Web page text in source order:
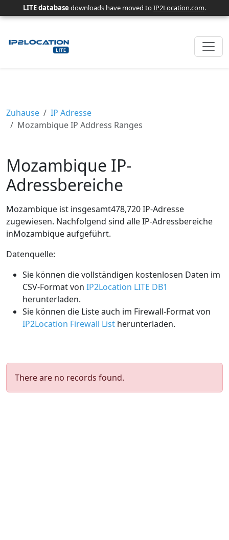
LITE database downloads have moved toIP2Location.com.
Zuhause
IP Adresse
Mozambique IP Address Ranges
Mozambique IP-
Adressbereiche
Mozambique ist insgesamt478,720 IP-Adresse
zugewiesen. Nachfolgend sind alle IP-Adressbereiche
inMozambique aufgeführt.
Datenquelle:
Sie können die vollständigen kostenlosen Daten im
CSV-Format von IP2Location LITE DB1
herunterladen.
Sie können die Liste auch im Firewall-Format von
IP2Location Firewall List herunterladen.
There are no records found.